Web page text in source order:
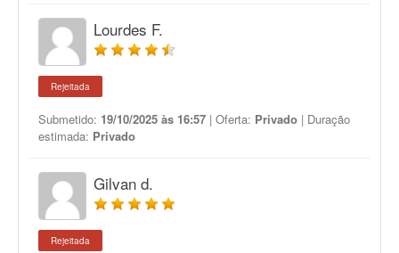
Lourdes F.
Rejeitada
Submetido: 19/10/2025 às 16:57 | Oferta: Privado | Duração
estimada: Privado
Gilvan d.
Rejeitada